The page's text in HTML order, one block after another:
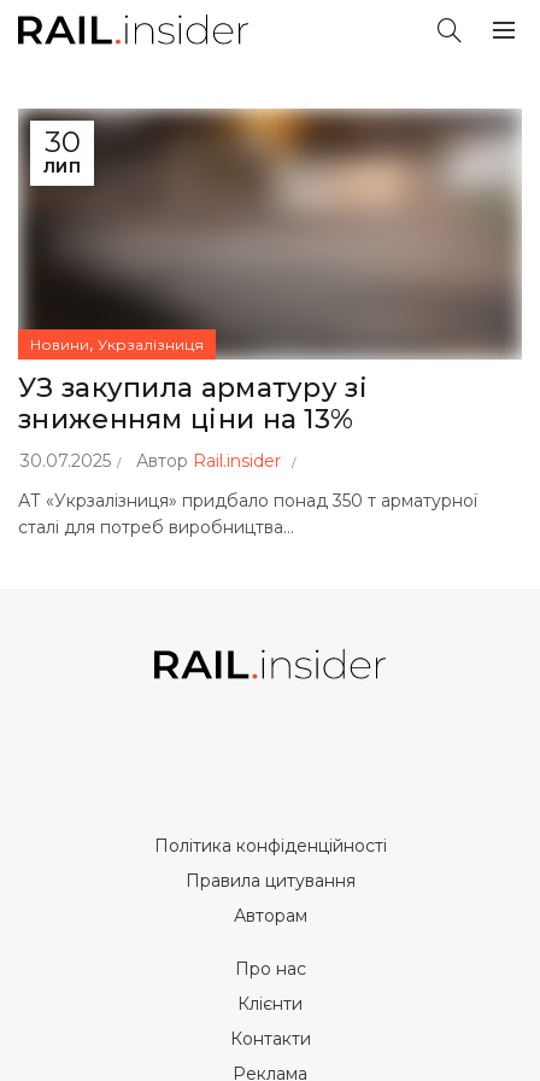
30
ЛИП
Новини, Укрзалізниця
УЗ закупила арматуру зі
зниженням ціни на 13%
30.07.2025 Автор Rail.insider
АТ «Укрзалізниця» придбало понад 350 т арматурної
сталі для потреб виробництва...
Політика конфіденційності
Правила цитування
Авторам
Про нас
Клієнти
Контакти
Реклама